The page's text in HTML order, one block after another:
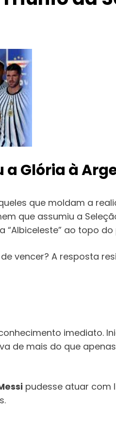
a Glória à
que moldam a
que assumiu a
ao topo
vencer? A resposta
imediato.
de mais do que
pudesse atuar com